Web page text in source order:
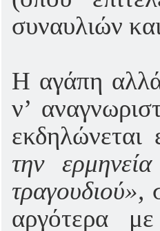
συναυλιών
Η αγάπη
ν’
την
τραγουδιού»,
αργότερα